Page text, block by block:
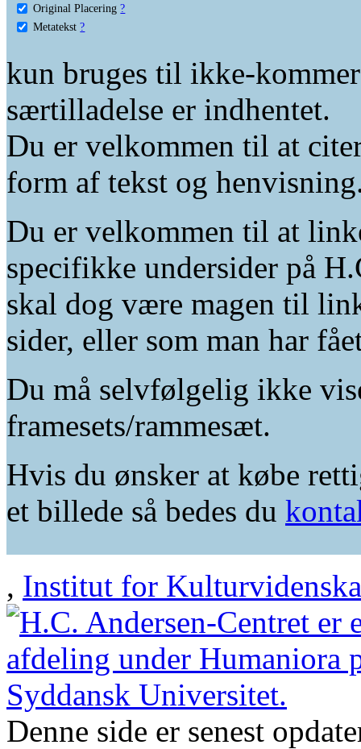
Original Placering ?
Metatekst ?
kun bruges til ikke-
særtilladelse er indhentet.
Du er velkommen til at
form af tekst og
Du er velkommen til at
specifikke undersider på
skal dog være magen til
sider, eller som man har
Du må selvfølgelig ikke
framesets/rammesæt.
Hvis du ønsker at købe
et billede så bedes du
, Institut for
Denne side er senest